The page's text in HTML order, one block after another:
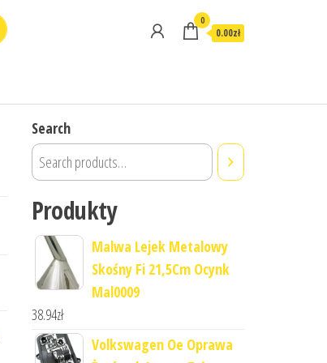
0
0.00zł
Search
Produkty
Malwa Lejek Metalowy
Skośny Fi 21,5Cm Ocynk
Mal0009
38.94zł
Volkswagen Oe Oprawa